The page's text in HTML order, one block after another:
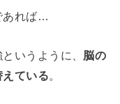
あれば…
いうように、
脳の
ている